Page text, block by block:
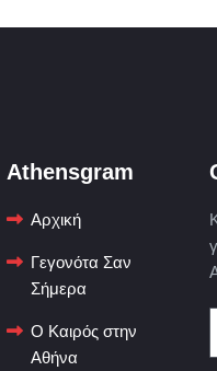
Athensgram
Αρχική
Γεγονότα Σαν
Σήμερα
Ο Καιρός στην
Αθήνα